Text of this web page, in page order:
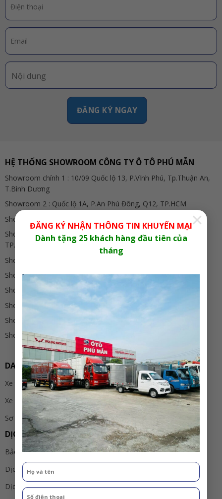
ĐĂNG KÝ NHẬN THÔNG TIN KHUYẾN MẠI
Dành tặng 25 khách hàng đầu tiên của
tháng
×
HỆ THỐNG SHOWROOM CÔNG TY Ô TÔ PHÚ MẪN
Showroom chính 1 : 10/09 Quốc lộ 13, P.Vĩnh Phú, Tp.Thuận An,
T.Bình Dương
Showroom 2 : Quốc lộ 1A, P.An Phú Đông, Q12, TP.HCM
Showroom 3 : Võ Nguyên Giáp, TP.Biên Hòa, Đồng Nai
Showroom 4 : D7/14A Quốc lộ 1A, TT.Tân Túc, Bình Chánh,
TP.HCM
Showroom 5 : 95 Quốc lộ 1A, Nhị Mỹ, Tx.Cai Lậy, Tiền Giang
Showroom 6 : Xa lộ Hà Nội, TP.Biên Hòa, Đồng Nai
Showroom 7 : Lê Hồng Phong, Q.Bình Thủy, Cần Thơ
Showroom 8 : Võ Nguyên Giáp, Q.Cái Răng, Cần Thơ
Showroom 9 : Võ Văn Kiệt, Châu Thành, Kiên Giang
Showroom 10 : Quốc lộ 1A, Châu Thành, Sóc Trăng
DANH MỤC SẢN PHẨM
Xe tải
Xe đầu kéo
Sơ Mi Rơ Mooc
DỊCH VỤ
Bảo hành & bảo dưỡng
Dịch vụ cải tạo - đồng sơn thùng
Dịch vụ đóng thùng xe tải